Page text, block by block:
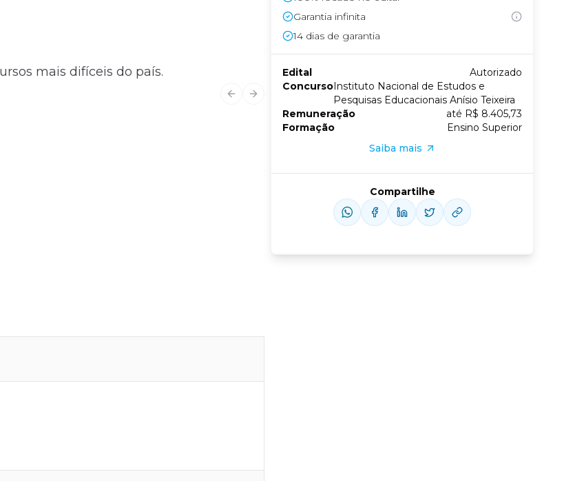
mais difíceis do país.
Previous slide
Next slide
Garantia infinita
14 dias de garantia
Edital
Autorizado
ConcursoInstituto Nacional de Estudos e
Pesquisas Educacionais Anísio Teixeira
Remuneração
até R$ 8.405,73
Formação
Ensino Superior
Saiba mais
Compartilhe